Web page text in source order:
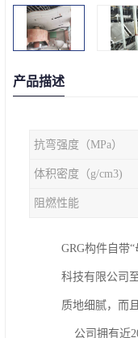
产品描述
抗弯强度（MPa）
体积密度（g/cm3)
阻燃性能
GRG构件自带
科技有限公司
质地细腻，而
公司拥有近